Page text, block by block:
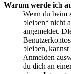
Warum werde ich
Wenn du beim
bleiben“ nicht
angemeldet.
bleiben, kannst
Anmelden
du dich an